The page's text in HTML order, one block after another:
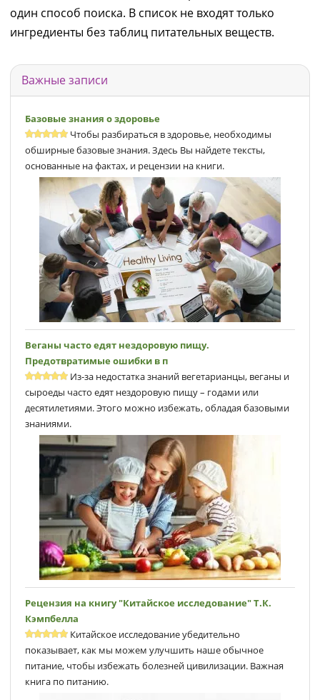
один способ поиска. В список не входят только
ингредиенты без таблиц питательных веществ.
Важные записи
Базовые знания о здоровье
Чтобы разбираться в здоровье, необходимы
обширные базовые знания. Здесь Вы найдете тексты,
основанные на фактах, и рецензии на книги.
Веганы часто едят нездоровую пищу.
Предотвратимые ошибки в п
Из-за недостатка знаний вегетарианцы, веганы и
сыроеды часто едят нездоровую пищу – годами или
десятилетиями. Этого можно избежать, обладая базовыми
знаниями.
Рецензия на книгу "Китайское исследование" Т.К.
Кэмпбеллa
Китайское исследование убедительно
показывает, как мы можем улучшить наше обычное
питание, чтобы избежать болезней цивилизации. Важная
книга по питанию.